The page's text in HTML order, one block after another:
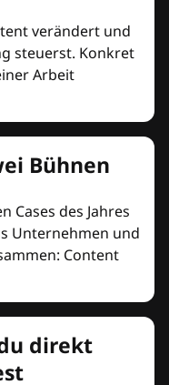
verändert und
steuerst. Konkret
Arbeit
Bühnen
Cases des Jahres
Unternehmen und
Content
direkt